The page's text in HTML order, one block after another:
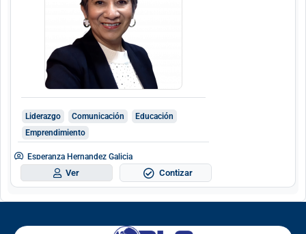
Liderazgo Comunicación
Educación
Emprendimiento
Esperanza Hernandez Galicia
Ver Contizar